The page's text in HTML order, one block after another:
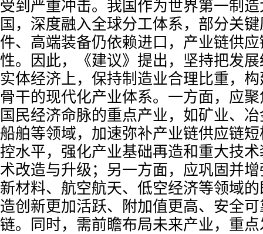
受到严重冲击。我国作为世界第一制
国，深度融入全球分工体系，部分关
件、高端装备仍依赖进口，产业链供
性。因此，《建议》提出，坚持把发
实体经济上，保持制造业合理比重，
骨干的现代化产业体系。一方面，应
国民经济命脉的重点产业，如矿业、
船舶等领域，加速弥补产业链供应链
控水平，强化产业基础再造和重大技
术改造与升级；另一方面，应巩固并
新材料、航空航天、低空经济等领域
造创新更加活跃、附加值更高、安全
链。同时，需前瞻布局未来产业，重